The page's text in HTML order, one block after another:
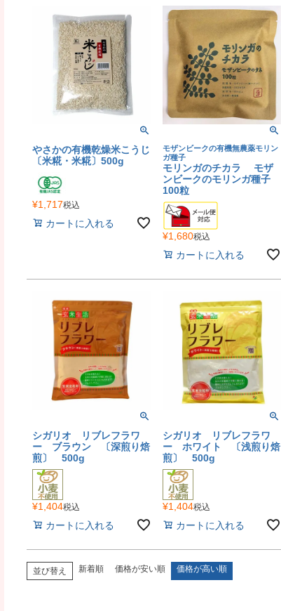
やさかの有機乾燥米こうじ
〔米糀・米糀〕500g
¥1,717税込
カートに入れる
モザンビークの有機無農薬モリン
ガ種子
モリンガのチカラ モザ
ンビークのモリンガ種子
100粒
¥1,680税込
カートに入れる
シガリオ リブレフラワ
ー ブラウン 〔深煎り焙
煎〕 500g
¥1,404税込
カートに入れる
シガリオ リブレフラワ
ー ホワイト 〔浅煎り焙
煎〕 500g
¥1,404税込
カートに入れる
並び替え 新着順 価格が安い順 価格が高い順